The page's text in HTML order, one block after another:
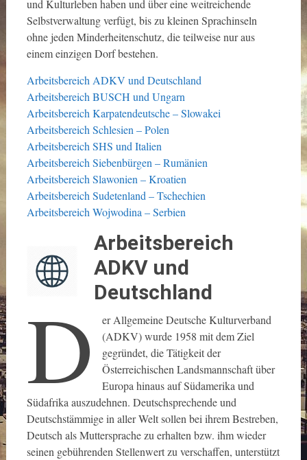
und Kulturleben haben und über eine weitreichende
Selbstverwaltung verfügt, bis zu kleinen Sprachinseln
ohne jeden Minderheitenschutz, die teilweise nur aus
einem einzigen Dorf bestehen.
Arbeitsbereich ADKV und Deutschland
Arbeitsbereich BUSCH und Ungarn
Arbeitsbereich Karpatendeutsche – Slowakei
Arbeitsbereich Schlesien – Polen
Arbeitsbereich SHS und Italien
Arbeitsbereich Siebenbürgen – Rumänien
Arbeitsbereich Slawonien – Kroatien
Arbeitsbereich Sudetenland – Tschechien
Arbeitsbereich Wojwodina – Serbien
Arbeitsbereich
ADKV und
Deutschland
D
er Allgemeine Deutsche Kulturverband
(ADKV) wurde 1958 mit dem Ziel
gegründet, die Tätigkeit der
Österreichischen Landsmannschaft über
Europa hinaus auf Südamerika und
Südafrika auszudehnen. Deutschsprechende und
Deutschstämmige in aller Welt sollen bei ihrem Bestreben,
Deutsch als Muttersprache zu erhalten bzw. ihm wieder
seinen gebührenden Stellenwert zu verschaffen, unterstützt